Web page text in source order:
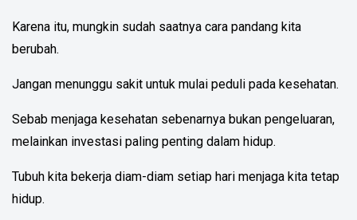
Karena itu, mungkin sudah saatnya cara pandang kita
berubah.
Jangan menunggu sakit untuk mulai peduli pada kesehatan.
Sebab menjaga kesehatan sebenarnya bukan pengeluaran,
melainkan investasi paling penting dalam hidup.
Tubuh kita bekerja diam-diam setiap hari menjaga kita tetap
hidup.